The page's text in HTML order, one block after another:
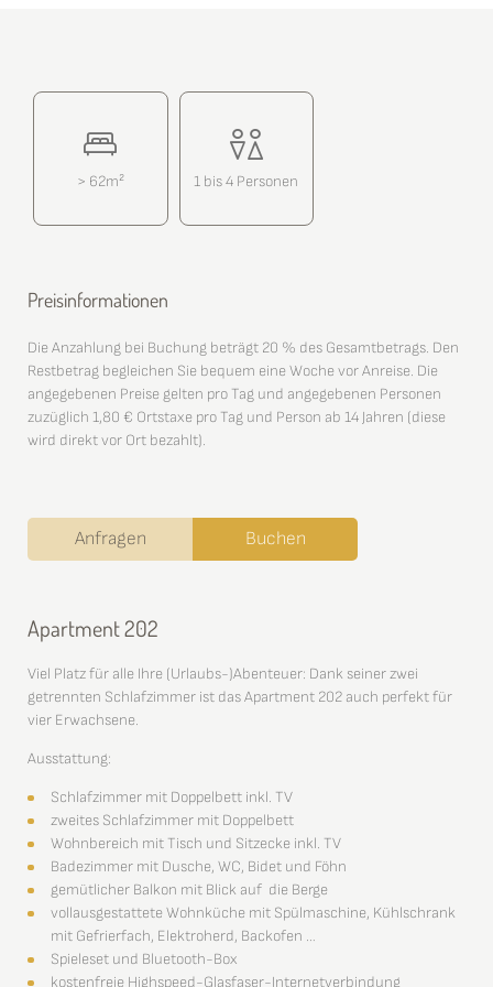
> 62m² 1 bis 4 Personen
Preisinformationen
Die Anzahlung bei Buchung beträgt 20 % des Gesamtbetrags. Den
Restbetrag begleichen Sie bequem eine Woche vor Anreise. Die
angegebenen Preise gelten pro Tag und angegebenen Personen
zuzüglich 1,80 € Ortstaxe pro Tag und Person ab 14 Jahren (diese
wird direkt vor Ort bezahlt).
Anfragen Buchen
Apartment 202
Viel Platz für alle Ihre (Urlaubs-)Abenteuer: Dank seiner zwei
getrennten Schlafzimmer ist das Apartment 202 auch perfekt für
vier Erwachsene.
Ausstattung:
Schlafzimmer mit Doppelbett inkl. TV
zweites Schlafzimmer mit Doppelbett
Wohnbereich mit Tisch und Sitzecke inkl. TV
Badezimmer mit Dusche, WC, Bidet und Föhn
gemütlicher Balkon mit Blick auf die Berge
vollausgestattete Wohnküche mit Spülmaschine, Kühlschrank
mit Gefrierfach, Elektroherd, Backofen …
Spieleset und Bluetooth-Box
kostenfreie Highspeed-Glasfaser-Internetverbindung